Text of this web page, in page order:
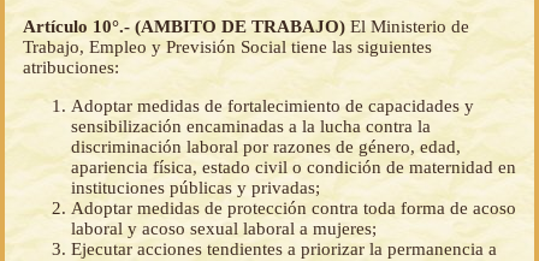
Artículo 10°.- (AMBITO DE TRABAJO) El Ministerio de
Trabajo, Empleo y Previsión Social tiene las siguientes
atribuciones:
Adoptar medidas de fortalecimiento de capacidades y
sensibilización encaminadas a la lucha contra la
discriminación laboral por razones de género, edad,
apariencia física, estado civil o condición de maternidad en
instituciones públicas y privadas;
Adoptar medidas de protección contra toda forma de acoso
laboral y acoso sexual laboral a mujeres;
Ejecutar acciones tendientes a priorizar la permanencia a